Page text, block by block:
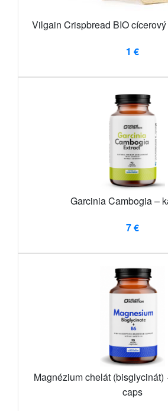
Vilgain Crispbread BIO
1 €
Garcinia Cambogia –
7 €
Magnézium chelát (bisglycinát)
caps